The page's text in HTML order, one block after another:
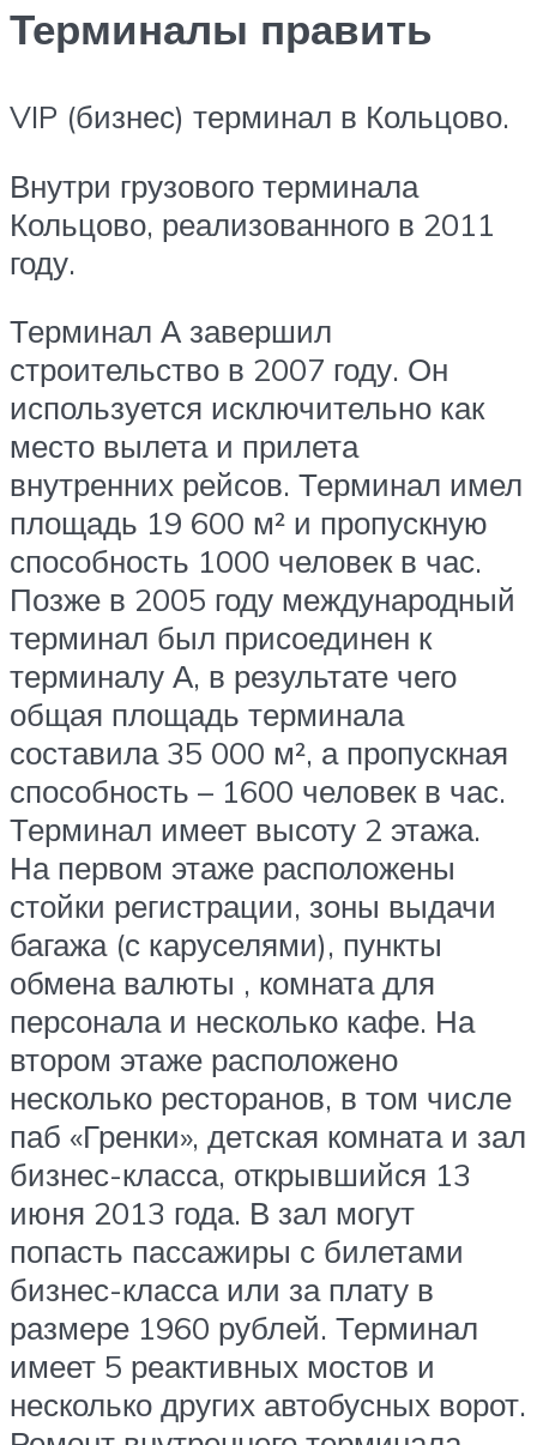
Терминалы править
VIP (бизнес) терминал в Кольцово.
Внутри грузового терминала
Кольцово, реализованного в 2011
году.
Терминал А завершил
строительство в 2007 году. Он
используется исключительно как
место вылета и прилета
внутренних рейсов. Терминал имел
площадь 19 600 м² и пропускную
способность 1000 человек в час.
Позже в 2005 году международный
терминал был присоединен к
терминалу А, в результате чего
общая площадь терминала
составила 35 000 м², а пропускная
способность – 1600 человек в час.
Терминал имеет высоту 2 этажа.
На первом этаже расположены
стойки регистрации, зоны выдачи
багажа (с каруселями), пункты
обмена валюты , комната для
персонала и несколько кафе. На
втором этаже расположено
несколько ресторанов, в том числе
паб «Гренки», детская комната и зал
бизнес-класса, открывшийся 13
июня 2013 года. В зал могут
попасть пассажиры с билетами
бизнес-класса или за плату в
размере 1960 рублей. Терминал
имеет 5 реактивных мостов и
несколько других автобусных ворот.